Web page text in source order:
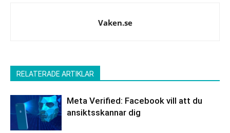
Vaken.se
RELATERADE ARTIKLAR
Meta Verified: Facebook vill att du
ansiktsskannar dig